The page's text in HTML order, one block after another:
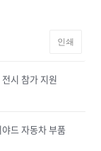
인쇄
시 참가 지원
드 자동차 부품